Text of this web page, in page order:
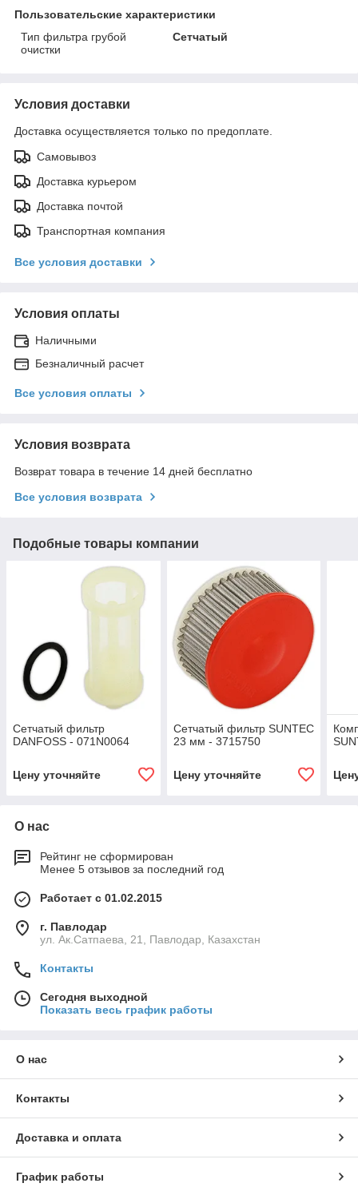
Пользовательские характеристики
Тип фильтра грубой
очистки
Сетчатый
Условия доставки
Доставка осуществляется только по предоплате.
Самовывоз
Доставка курьером
Доставка почтой
Транспортная компания
Все условия доставки
Условия оплаты
Наличными
Безналичный расчет
Все условия оплаты
Условия возврата
Возврат товара в течение 14 дней бесплатно
Все условия возврата
Подобные товары компании
Сетчатый фильтр
DANFOSS - 071N0064
Цену уточняйте
Сетчатый фильтр SUNTEC
23 мм - 3715750
Цену уточняйте
О нас
Рейтинг не сформирован
Менее 5 отзывов за последний год
Работает с 01.02.2015
г. Павлодар
ул. Ак.Сатпаева, 21, Павлодар, Казахстан
Контакты
Сегодня выходной
Показать весь график работы
О нас
Контакты
Доставка и оплата
График работы